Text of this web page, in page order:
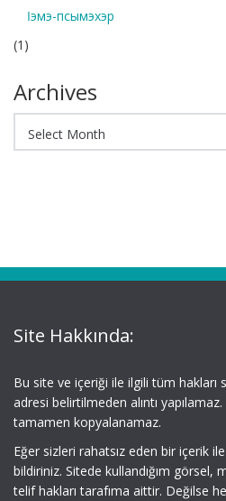
Ӏэмэ-псымэхэр
(1)
Archives
Site Hakkında:
Bu site ve içeriği ile ilgili tüm hakları
adresi belirtilmeden alıntı
tamamen kopyalanamaz.
Eğer sizleri rahatsız eden bir içerik ile
bildiriniz. Sitede kullandığım görsel,
telif hakları tarafıma aittir. Değilse